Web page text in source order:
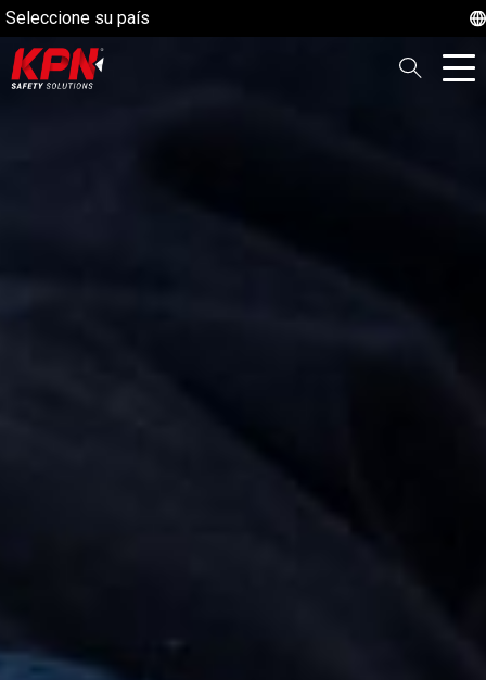
Seleccione su país